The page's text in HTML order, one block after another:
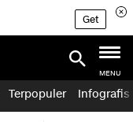
Get
MENU
Terpopuler Infografis